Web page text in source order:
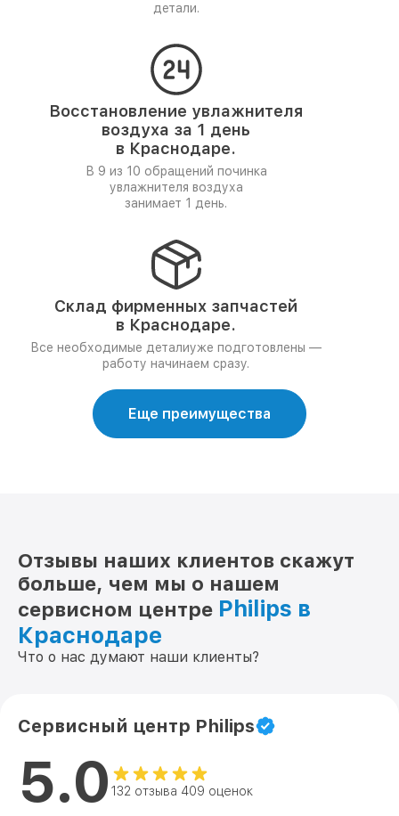
детали.
Восстановление увлажнителя
воздуха за 1 день
в Краснодаре.
В 9 из 10 обращений починка
увлажнителя воздуха
занимает 1 день.
Склад фирменных запчастей
в Краснодаре.
Все необходимые деталиуже подготовлены —
работу начинаем сразу.
Еще преимущества
Отзывы наших клиентов скажут
больше, чем мы о нашем
сервисном центре Philips в
Краснодаре
Что о нас думают наши клиенты?
Сервисный центр Philips
5.0 132 отзыва 409 оценок